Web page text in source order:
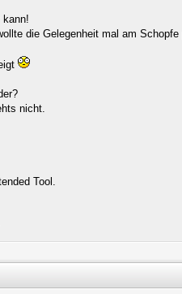
kann!
die Gelegenheit mal am
nicht.
Tool.